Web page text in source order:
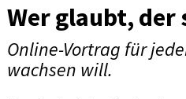
Wer glaubt, der
Online-Vortrag für
wachsen will.